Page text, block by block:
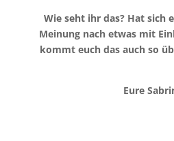
Wie seht ihr das? Hat sich
Meinung nach etwas mit
kommt euch das auch so
Eure